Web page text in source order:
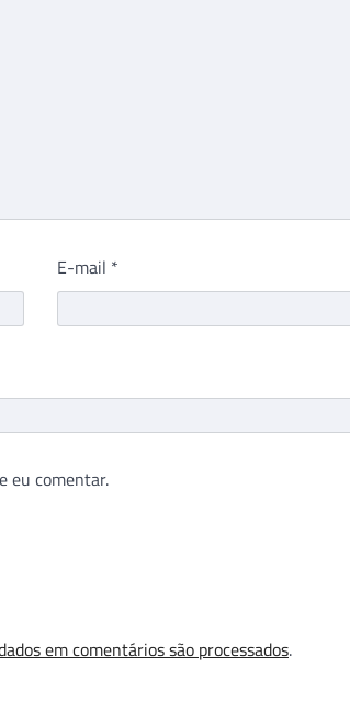
E-mail *
eu comentar.
em comentários são processados.